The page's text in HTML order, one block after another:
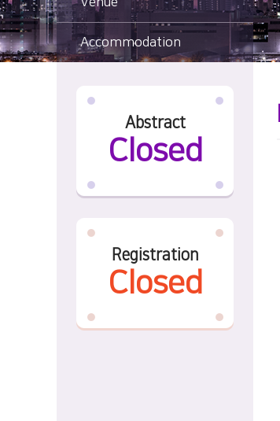
Accommodation
Abstract
Closed
Registration
Closed